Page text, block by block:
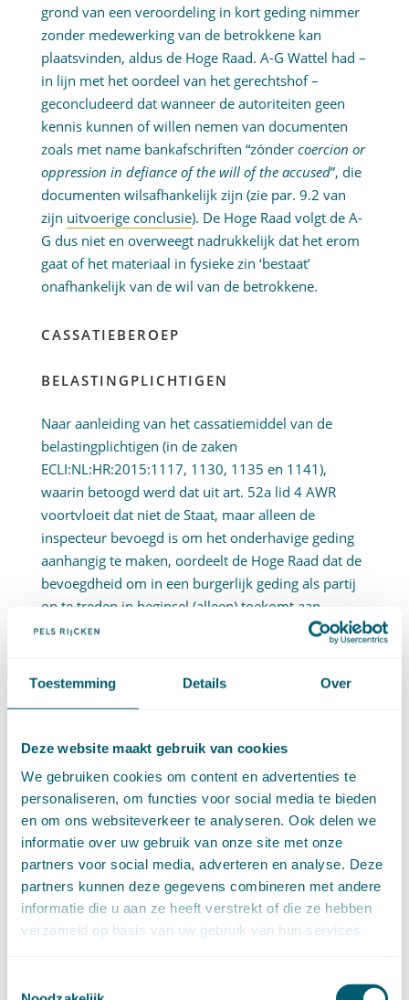
Toestemming Details Over
Deze website maakt gebruik van cookies
We gebruiken cookies om content en advertenties te
personaliseren, om functies voor social media te bieden
en om ons websiteverkeer te analyseren. Ook delen we
informatie over uw gebruik van onze site met onze
partners voor social media, adverteren en analyse. Deze
partners kunnen deze gegevens combineren met andere
informatie die u aan ze heeft verstrekt of die ze hebben
verzameld op basis van uw gebruik van hun services.
grond van een veroordeling in kort geding nimmer
zonder medewerking van de betrokkene kan
plaatsvinden, aldus de Hoge Raad. A-G Wattel had –
in lijn met het oordeel van het gerechtshof –
geconcludeerd dat wanneer de autoriteiten geen
kennis kunnen of willen nemen van documenten
zoals met name bankafschriften “zónder coercion or
oppression in defiance of the will of the accused”, die
documenten wilsafhankelijk zijn (zie par. 9.2 van
zijn uitvoerige conclusie). De Hoge Raad volgt de A-
G dus niet en overweegt nadrukkelijk dat het erom
gaat of het materiaal in fysieke zin ‘bestaat’
onafhankelijk van de wil van de betrokkene.
CASSATIEBEROEP
BELASTINGPLICHTIGEN
Naar aanleiding van het cassatiemiddel van de
belastingplichtigen (in de zaken
ECLI:NL:HR:2015:1117, 1130, 1135 en 1141),
waarin betoogd werd dat uit art. 52a lid 4 AWR
voortvloeit dat niet de Staat, maar alleen de
inspecteur bevoegd is om het onderhavige geding
aanhangig te maken, oordeelt de Hoge Raad dat de
bevoegdheid om in een burgerlijk geding als partij
op te treden in beginsel (alleen) toekomt aan
natuurlijke personen en aan rechtspersonen. De
treden. Art. 52a AWR bewerkstelligt dat de
nemen om vast te stellen dat aan bepaalde
belastingheffing niet is voldaan. In het vierde lid van
dit artikel is opgenomen dat dit artikel onverlet laat
de mogelijkheid voor
de inspecteur
om een
procedure aanhangig te maken bij de burgerlijke
rechter strekkende tot een veroordeling tot
nakoming van de verplichtingen voortvloeiende uit
deze wet op straffe van een dwangsom. Volgens de
AWR niet dat de wetgever heeft beoogd om in die